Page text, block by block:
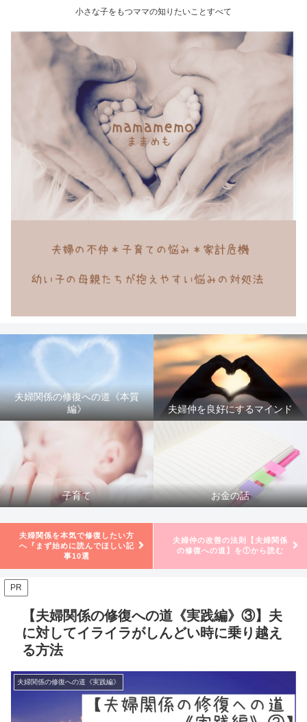
小さな子をもつママの知りたいことすべて
夫婦関係の修復への道《本質
編》
夫婦仲を良好にするマインド
子育て お金の話
夫婦関係を本気で修復したい方
へ『まず始めに読んでほしい記
事10選
夫婦仲の改善の法則【夫婦関係
の修復への道】を①から読む
PR
【夫婦関係の修復への道《実践編》③】夫
に対してイライラがしんどい時に乗り越え
る方法
夫婦関係の修復への道《実践編》